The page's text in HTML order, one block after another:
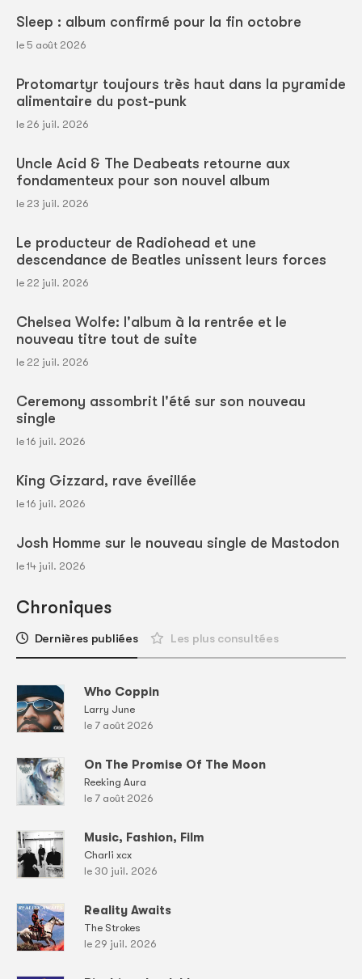
Sleep : album confirmé pour la fin octobre
le 5 août 2026
Protomartyr toujours très haut dans la pyramide
alimentaire du post-punk
le 26 juil. 2026
Uncle Acid & The Deabeats retourne aux
fondamenteux pour son nouvel album
le 23 juil. 2026
Le producteur de Radiohead et une
descendance de Beatles unissent leurs forces
le 22 juil. 2026
Chelsea Wolfe: l'album à la rentrée et le
nouveau titre tout de suite
le 22 juil. 2026
Ceremony assombrit l'été sur son nouveau
single
le 16 juil. 2026
King Gizzard, rave éveillée
le 16 juil. 2026
Josh Homme sur le nouveau single de Mastodon
le 14 juil. 2026
Chroniques
Dernières publiées Les plus consultées
Who Coppin
Larry June
le 7 août 2026
On The Promise Of The Moon
Reeking Aura
le 7 août 2026
Music, Fashion, Film
Charli xcx
le 30 juil. 2026
Reality Awaits
The Strokes
le 29 juil. 2026